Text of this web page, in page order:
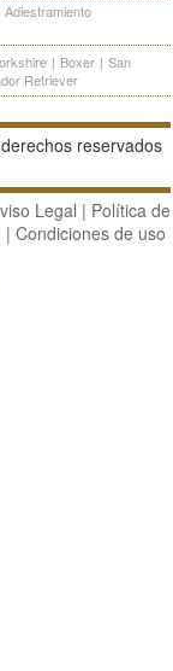
Adiestramiento
| Boxer | San
Retriever
reservados
Legal | Política de
| Condiciones de uso